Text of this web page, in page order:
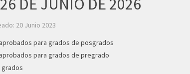
DE JUNIO DE 2026
20 Junio 2023
para grados de posgrados
para grados de pregrado
grados